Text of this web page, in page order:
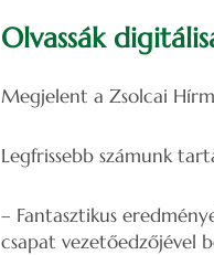
Olvassák
Megjelent a Zsolcai
Legfrissebb számunk
– Fantasztikus
csapat vezetőedzőjével